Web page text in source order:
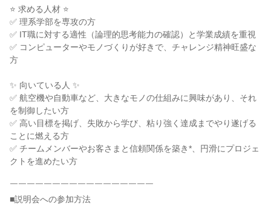
⭐ 求める人材 ⭐
✅ 理系学部を専攻の方
✅ IT職に対する適性（論理的思考能力の確認）と学業成績を重視
✅ コンピューターやモノづくりが好きで、チャレンジ精神旺盛な
方
✨ 向いている人 ✨
✅ 航空機や自動車など、大きなモノの仕組みに興味があり、それ
を制御したい方
✅ 高い目標を掲げ、失敗から学び、粘り強く達成までやり遂げる
ことに燃える方
✅ チームメンバーやお客さまと信頼関係を築き*、円滑にプロジェ
クトを進めたい方
￣￣￣￣￣￣￣￣￣￣￣￣￣￣￣￣￣
■説明会への参加方法